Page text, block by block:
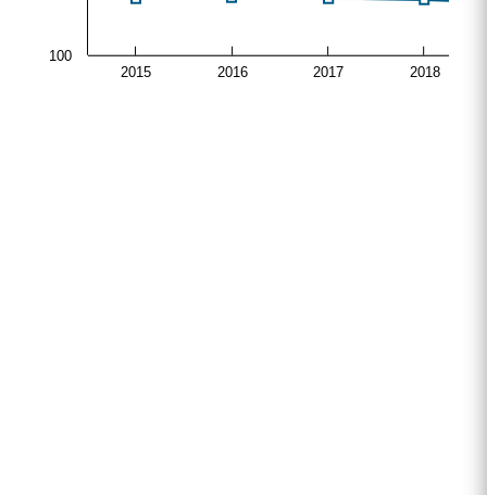
2015 2016 2017 2018
100